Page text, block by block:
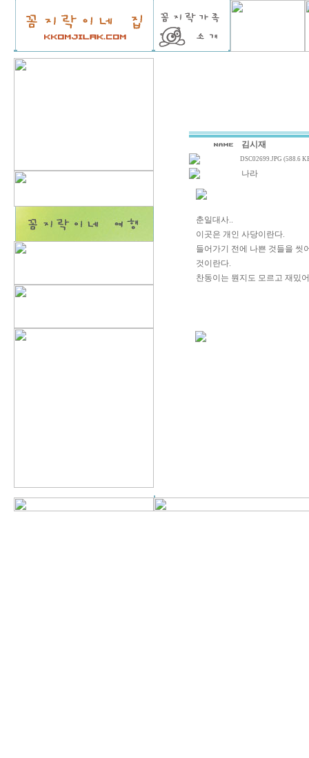
김시재
DSC02699.JPG (588.6
나라
춘일대사..
이곳은 개인 사당이란다.
들어가기 전에 나쁜 것들을 씻
것이란다.
찬동이는 뭔지도 모르고 재밌